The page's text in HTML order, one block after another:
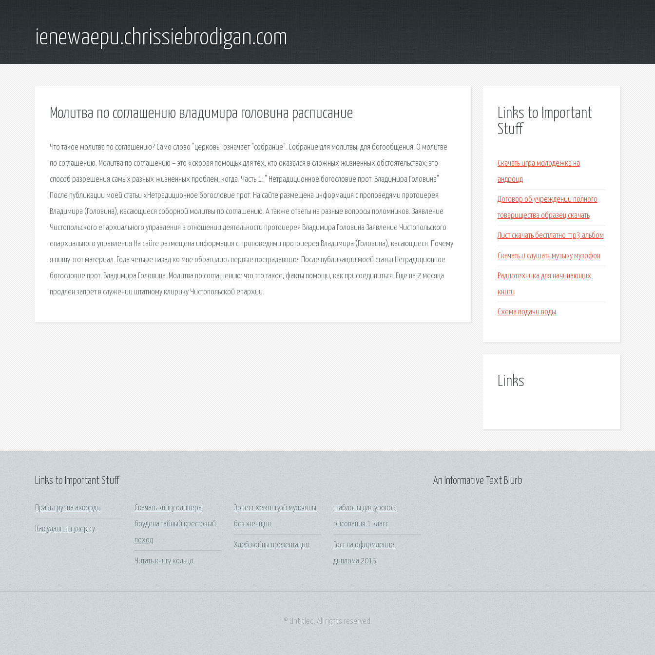
ienewaepu.chrissiebrodigan.com
Молитва по соглашению владимира головина расписание
Что такое молитва по соглашению? Само слово "церковь" означает "собрание". Собрание для молитвы, для богообщения. О молитве
по соглашению. Молитва по соглашению – это «скорая помощь» для тех, кто оказался в сложных жизненных обстоятельствах; это
способ разрешения самых разных жизненных проблем, когда. Часть 1: " Нетрадиционное богословие прот. Владимира Головина"
После публикации моей статьи «Нетрадиционное богословие прот. На сайте размещена информация с проповедями протоиерея
Владимира (Головина), касающиеся соборной молитвы по соглашению. А также ответы на разные вопросы поломников. Заявление
Чистопольского епархиального управления в отношении деятельности протоиерея Владимира Головина Заявление Чистопольского
епархиального управления На сайте размещена информация с проповедями протоиерея Владимира (Головина), касающиеся. Почему
я пишу этот материал. Года четыре назад ко мне обратились первые пострадавшие. После публикации моей статьи Нетрадиционное
богословие прот. Владимира Головина. Молитва по соглашению: что это такое, факты помощи, как присоединиться. Еще на 2 месяца
продлен запрет в служении штатному клирику Чистопольской епархии.
Links to Important
Stuff
Скачать игра молодежка на
андроид
Договор об учреждении полного
товарищества образец скачать
Лист скачать бесплатно mp3 альбом
Скачать и слушать музыку музофон
Радиотехника для начинающих
книги
Схема подачи воды
Links
Links to Important Stuff
Правь группа аккорды
Как удалить супер су
Скачать книгу оливера
боудена тайный крестовый
поход
Читать книгу кольцо
Эрнест хемингуэй мужчины
без женщин
Хлеб войны презентация
Шаблоны для уроков
рисования 1 класс
Гост на оформление
диплома 2015
An Informative Text Blurb
© Untitled. All rights reserved.